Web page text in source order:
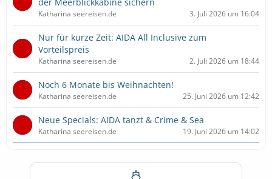
Katharina seereisen.de 3. Juli 2026 um 16:04
Nur für kurze Zeit: AIDA All Inclusive zum
Vorteilspreis
Katharina seereisen.de 2. Juli 2026 um 18:44
Noch 6 Monate bis Weihnachten!
Katharina seereisen.de 25. Juni 2026 um 12:42
Neue Specials: AIDA tanzt & Crime & Sea
Katharina seereisen.de 19. Juni 2026 um 14:02